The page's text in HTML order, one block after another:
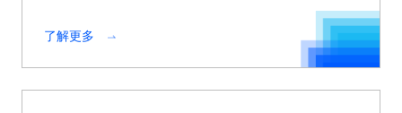
了解更多